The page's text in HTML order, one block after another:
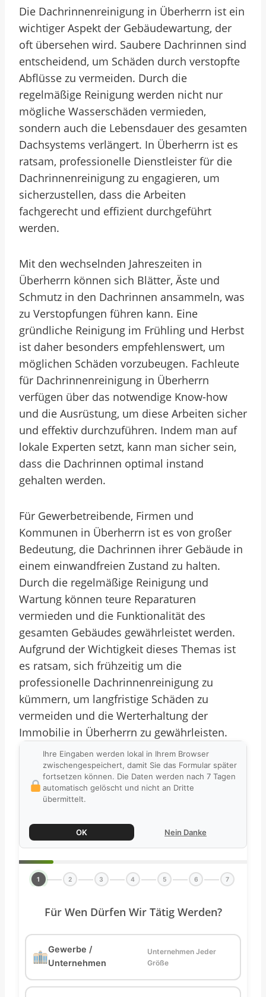
Die Dachrinnenreinigung in Überherrn ist ein
wichtiger Aspekt der Gebäudewartung, der
oft übersehen wird. Saubere Dachrinnen sind
entscheidend, um Schäden durch verstopfte
Abflüsse zu vermeiden. Durch die
regelmäßige Reinigung werden nicht nur
mögliche Wasserschäden vermieden,
sondern auch die Lebensdauer des gesamten
Dachsystems verlängert. In Überherrn ist es
ratsam, professionelle Dienstleister für die
Dachrinnenreinigung zu engagieren, um
sicherzustellen, dass die Arbeiten
fachgerecht und effizient durchgeführt
werden.
Mit den wechselnden Jahreszeiten in
Überherrn können sich Blätter, Äste und
Schmutz in den Dachrinnen ansammeln, was
zu Verstopfungen führen kann. Eine
gründliche Reinigung im Frühling und Herbst
ist daher besonders empfehlenswert, um
möglichen Schäden vorzubeugen. Fachleute
für Dachrinnenreinigung in Überherrn
verfügen über das notwendige Know-how
und die Ausrüstung, um diese Arbeiten sicher
und effektiv durchzuführen. Indem man auf
lokale Experten setzt, kann man sicher sein,
dass die Dachrinnen optimal instand
gehalten werden.
Für Gewerbetreibende, Firmen und
Kommunen in Überherrn ist es von großer
Bedeutung, die Dachrinnen ihrer Gebäude in
einem einwandfreien Zustand zu halten.
Durch die regelmäßige Reinigung und
Wartung können teure Reparaturen
vermieden und die Funktionalität des
gesamten Gebäudes gewährleistet werden.
Aufgrund der Wichtigkeit dieses Themas ist
es ratsam, sich frühzeitig um die
professionelle Dachrinnenreinigung zu
kümmern, um langfristige Schäden zu
vermeiden und die Werterhaltung der
Immobilie in Überherrn zu gewährleisten.
Ihre Eingaben werden lokal in Ihrem Browser
zwischengespeichert, damit Sie das Formular später
fortsetzen können. Die Daten werden nach 7 Tagen
automatisch gelöscht und nicht an Dritte
übermittelt.
OK Nein Danke
1 2 3 4 5 6 7
Für Wen Dürfen Wir Tätig Werden?
Gewerbe /
Unternehmen
Unternehmen Jeder
Größe